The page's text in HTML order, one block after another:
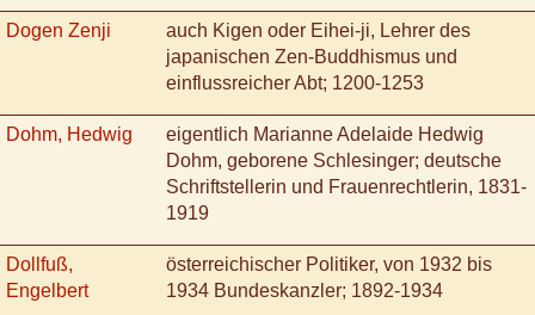
Dogen Zenji
auch Kigen oder Eihei-ji, Lehrer des
japanischen Zen-Buddhismus und
einflussreicher Abt; 1200-1253
Dohm, Hedwig
eigentlich Marianne Adelaide Hedwig
Dohm, geborene Schlesinger; deutsche
Schriftstellerin und Frauenrechtlerin, 1831-
1919
Dollfuß,
Engelbert
österreichischer Politiker, von 1932 bis
1934 Bundeskanzler; 1892-1934